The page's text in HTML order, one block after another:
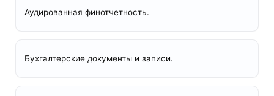
Аудированная финотчетность.
Бухгалтерские документы и записи.